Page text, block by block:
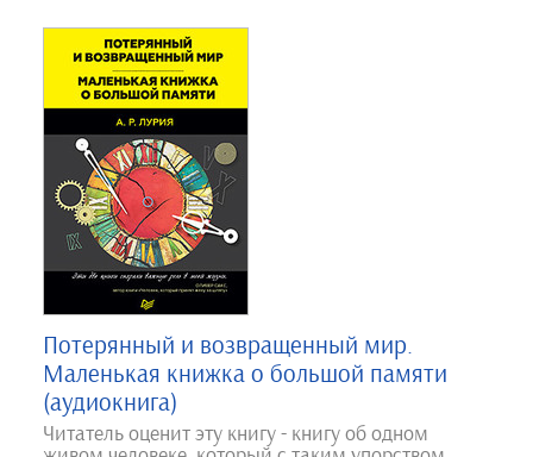
Потерянный и возвращенный мир.
Маленькая книжка о большой памяти
(аудиокнига)
Читатель оценит эту книгу - книгу об одном